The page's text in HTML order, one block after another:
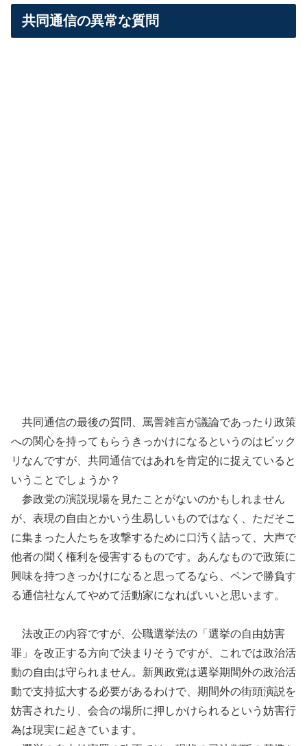
共同通信の異常な質問
共同通信の最後の質問、罵詈雑言が議論であったり政策
への関心を持ってもらうきっかけになるというのはビック
リなんですが、共同通信ではあれを肯定的に捉えていると
いうことでしょうか？
参政党の演説現場を見たことがないのかもしれません
が、表現の自由とかいう生易しいものではなく、ただそこ
に集まった人たちを攻撃するために口汚く詰って、大声で
他者の聞く権利を侵害するものです。あんなもので政策に
興味を持つきっかけになると思ってるなら、ペンで勝負す
る通信社なんてやめて活動家になればいいと思います。
法改正の内容ですが、公職選挙法の「選挙の自由妨害
罪」を改正する方向で決まりそうですが、これでは政治活
動の自由は守られません。新興政党は選挙期間外の政治活
動で支持拡大する必要があるわけで、期間外の街頭演説を
妨害されたり、会合の場所に押しかけられるという妨害行
為は現実に起きています。